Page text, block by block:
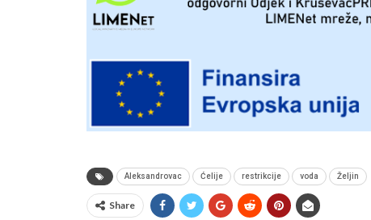
Aleksandrovac Ćelije restrikcije voda Željin
Share